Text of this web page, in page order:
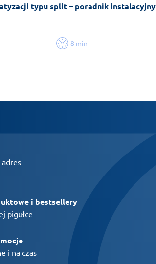
8 min
typu split – poradnik instalacyjny
adres
i bestsellery
pigułce
i na czas